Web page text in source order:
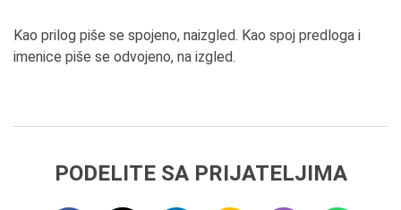
Kao prilog piše se spojeno, naizgled. Kao spoj predloga i
imenice piše se odvojeno, na izgled.
PODELITE SA PRIJATELJIMA